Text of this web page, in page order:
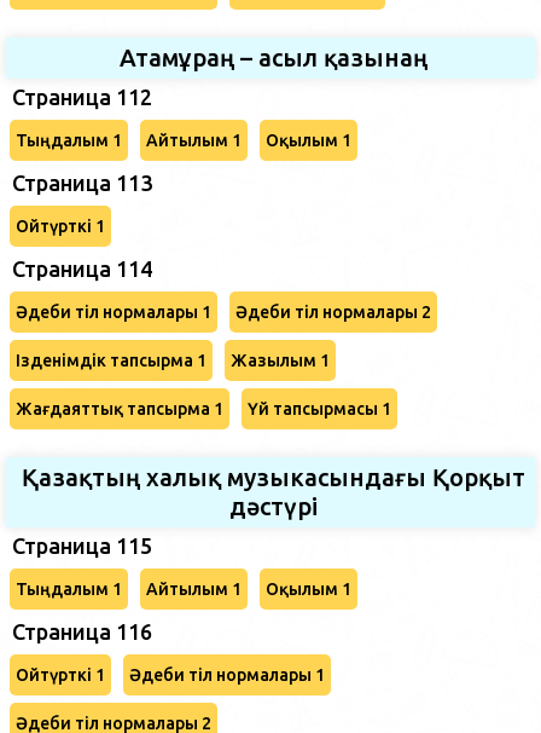
Атамұраң – асыл қазынаң
Страница 112
Тыңдалым 1 Айтылым 1 Оқылым 1
Страница 113
Ойтүрткі 1
Страница 114
Әдеби тіл нормалары 1 Әдеби тіл нормалары 2
Ізденімдік тапсырма 1 Жазылым 1
Жағдаяттық тапсырма 1 Үй тапсырмасы 1
Қазақтың халық музыкасындағы Қорқыт
дәстүрі
Страница 115
Тыңдалым 1 Айтылым 1 Оқылым 1
Страница 116
Ойтүрткі 1 Әдеби тіл нормалары 1
Әдеби тіл нормалары 2